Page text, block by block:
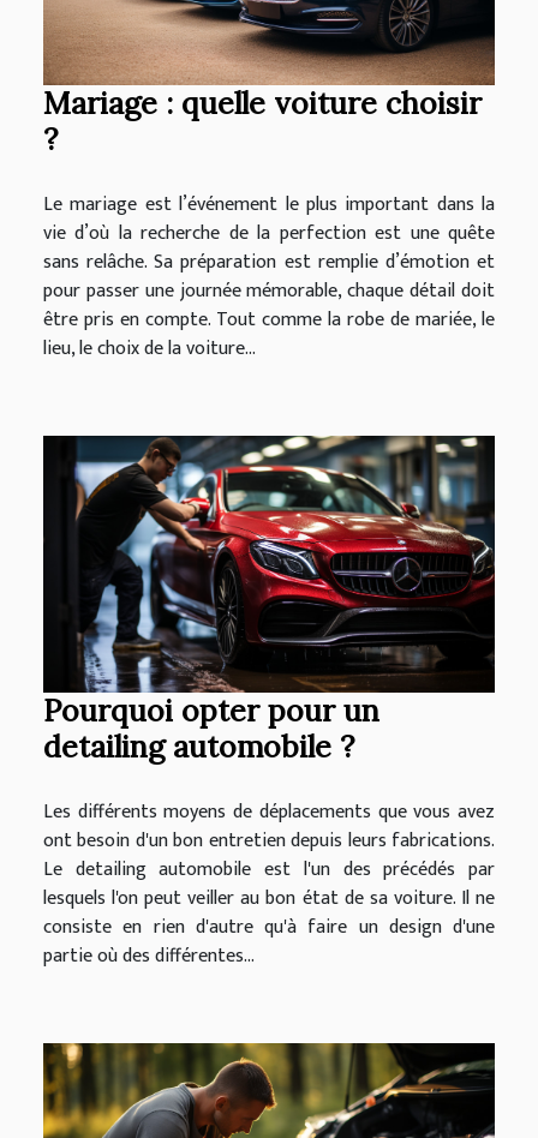
Mariage : quelle voiture choisir
?
Le mariage est l’événement le plus important dans la
vie d’où la recherche de la perfection est une quête
sans relâche. Sa préparation est remplie d’émotion et
pour passer une journée mémorable, chaque détail doit
être pris en compte. Tout comme la robe de mariée, le
lieu, le choix de la voiture...
Pourquoi opter pour un
detailing automobile ?
Les différents moyens de déplacements que vous avez
ont besoin d'un bon entretien depuis leurs fabrications.
Le detailing automobile est l'un des précédés par
lesquels l'on peut veiller au bon état de sa voiture. Il ne
consiste en rien d'autre qu'à faire un design d'une
partie où des différentes...